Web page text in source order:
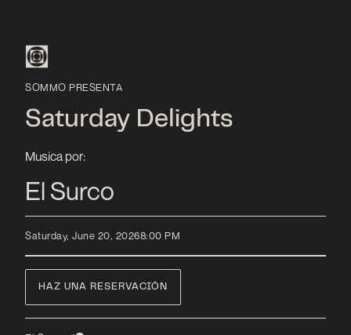
SOMMO PRESENTA
Saturday Delights
Musica por:
El Surco
Saturday, June 20, 20268:00 PM
HAZ UNA RESERVACIÓN